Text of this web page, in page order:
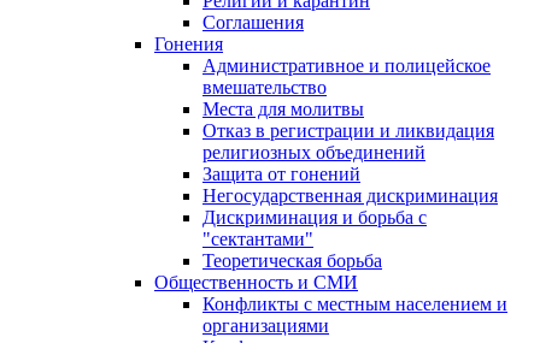
Соглашения
Гонения
Административное и полицейское
вмешательство
Места для молитвы
Отказ в регистрации и ликвидация
религиозных объединений
Защита от гонений
Негосударственная дискриминация
Дискриминация и борьба с
"сектантами"
Теоретическая борьба
Общественность и СМИ
Конфликты с местным населением и
организациями